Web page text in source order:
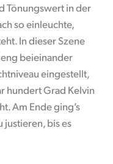
Tönungswert in der
so einleuchte,
In dieser Szene
beieinander
eingestellt,
hundert Grad Kelvin
Am Ende ging’s
justieren, bis es